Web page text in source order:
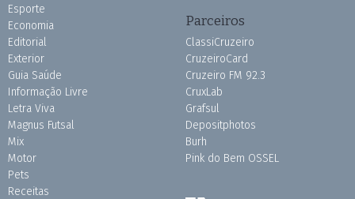
Esporte
Economia
Editorial
Exterior
Guia Saúde
Informação Livre
Letra Viva
Magnus Futsal
Mix
Motor
Pets
Receitas
Parceiros
ClassiCruzeiro
CruzeiroCard
Cruzeiro FM 92.3
CruxLab
Grafsul
Depositphotos
Burh
Pink do Bem OSSEL